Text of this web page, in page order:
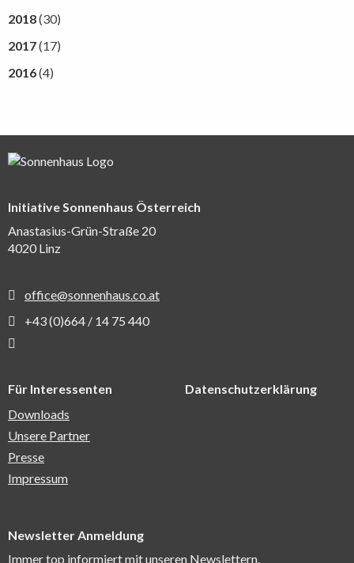
2018(30)
2017(17)
2016(4)
Initiative Sonnenhaus Österreich
Anastasius-Grün-Straße 20
4020 Linz
email
office@sonnenhaus.co.at
voice
+43 (0)664 / 14 75 440
Fußbereichsmenü
Für Interessenten
Downloads
Unsere Partner
Presse
Impressum
Datenschutzerklärung
Newsletter Anmeldung
Immer top informiert mit unseren Newslettern.